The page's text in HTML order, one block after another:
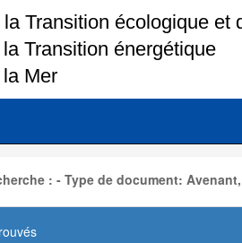
: - Type de document: